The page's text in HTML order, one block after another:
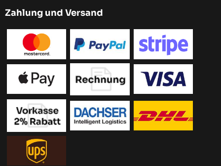
Zahlung und Versand